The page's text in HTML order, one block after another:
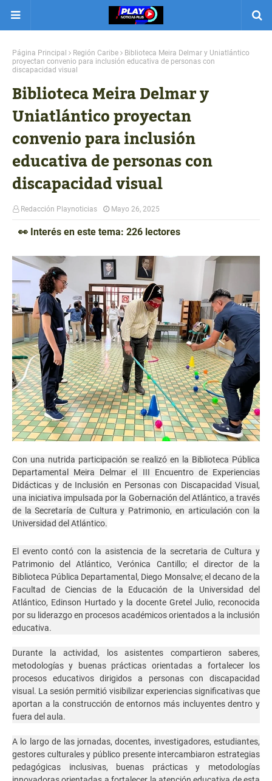
Página Principal Región Caribe
Biblioteca Meira Delmar y Uniatlántico
proyectan convenio para inclusión educativa de personas con
discapacidad visual
Biblioteca Meira Delmar y
Uniatlántico proyectan
convenio para inclusión
educativa de personas con
discapacidad visual
Redacción Playnoticias Mayo 26, 2025
👀 Interés en este tema: 226 lectores
Con una nutrida participación se realizó en la Biblioteca Pública
Departamental Meira Delmar el III Encuentro de Experiencias
Didácticas y de Inclusión en Personas con Discapacidad Visual,
una iniciativa impulsada por la Gobernación del Atlántico, a través
de la Secretaría de Cultura y Patrimonio, en articulación con la
Universidad del Atlántico.
El evento contó con la asistencia de la secretaria de Cultura y
Patrimonio del Atlántico, Verónica Cantillo; el director de la
Biblioteca Pública Departamental, Diego Monsalve; el decano de la
Facultad de Ciencias de la Educación de la Universidad del
Atlántico, Edinson Hurtado y la docente Gretel Julio, reconocida
por su liderazgo en procesos académicos orientados a la inclusión
educativa.
Durante la actividad, los asistentes compartieron saberes,
metodologías y buenas prácticas orientadas a fortalecer los
procesos educativos dirigidos a personas con discapacidad
visual. La sesión permitió visibilizar experiencias significativas que
aportan a la construcción de entornos más incluyentes dentro y
fuera del aula.
A lo largo de las jornadas, docentes, investigadores, estudiantes,
gestores culturales y público presente intercambiaron estrategias
pedagógicas inclusivas, buenas prácticas y metodologías